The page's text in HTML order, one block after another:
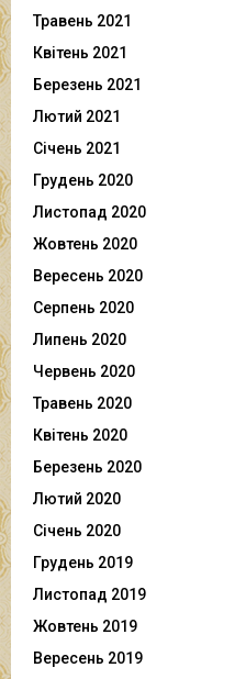
Травень 2021
Квітень 2021
Березень 2021
Лютий 2021
Січень 2021
Грудень 2020
Листопад 2020
Жовтень 2020
Вересень 2020
Серпень 2020
Липень 2020
Червень 2020
Травень 2020
Квітень 2020
Березень 2020
Лютий 2020
Січень 2020
Грудень 2019
Листопад 2019
Жовтень 2019
Вересень 2019